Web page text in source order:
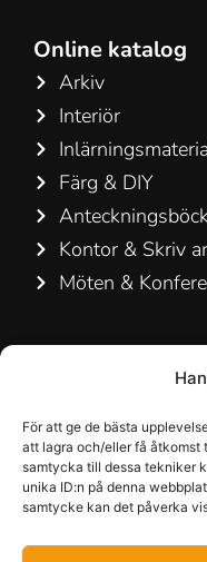
För att ge de bästa
att lagra och/eller få åtkomst
samtycka till dessa tekniker
unika ID:n på denna
samtycke kan det påverka
Online katalog
Arkiv
Interiör
Färg & DIY
Kontor & Skriv
Möten &
Hirsemarken 5, st.
3520 Farum
Danmark
+45 48 16 50 00